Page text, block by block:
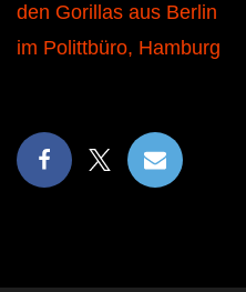
den Gorillas aus Berlin
im Polittbüro, Hamburg